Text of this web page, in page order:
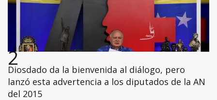
2
Diosdado da la bienvenida al diálogo, pero
lanzó esta advertencia a los diputados de la AN
del 2015